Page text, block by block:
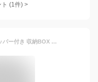
(1件) >
[コーチ] 腕時計 ペアウォッチ ショッパー付き 収納BOX メンズ レディース 革ベルト レザー 1450315514503853-sp [並行輸入品]